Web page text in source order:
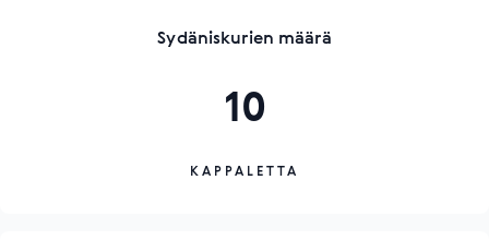
Sydäniskurien määrä
10
KAPPALETTA